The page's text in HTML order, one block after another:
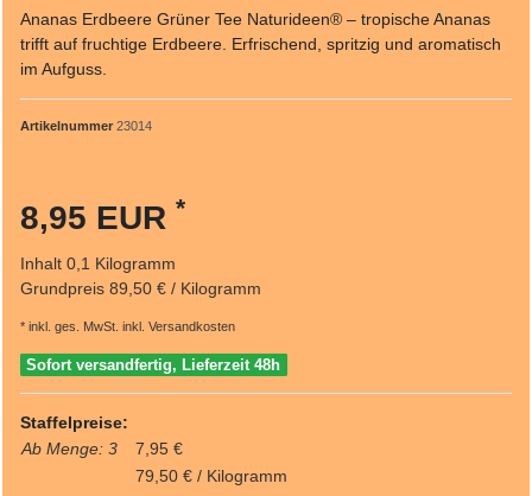
Ananas Erdbeere Grüner Tee Naturideen® – tropische Ananas
trifft auf fruchtige Erdbeere. Erfrischend, spritzig und aromatisch
im Aufguss.
Artikelnummer 23014
8,95 EUR *
Inhalt 0,1 Kilogramm
Grundpreis 89,50 € / Kilogramm
* inkl. ges. MwSt. inkl. Versandkosten
Sofort versandfertig, Lieferzeit 48h
Staffelpreise:
Ab Menge: 3
7,95 €
79,50 € / Kilogramm